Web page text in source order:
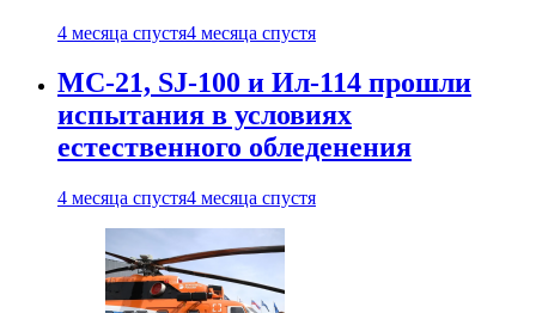
4 месяца спустя4 месяца спустя
МС-21, SJ-100 и Ил-114 прошли
испытания в условиях
естественного обледенения
4 месяца спустя4 месяца спустя